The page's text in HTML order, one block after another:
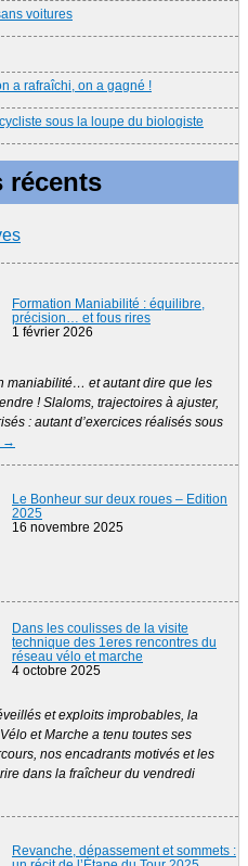
voitures
a rafraîchi, on a gagné !
sous la loupe du biologiste
récents
Formation Maniabilité : équilibre,
précision… et fous rires
1 février 2026
maniabilité… et autant dire que les
! Slaloms, trajectoires à ajuster,
: autant d’exercices réalisés sous
→
Le Bonheur sur deux roues – Edition
2025
16 novembre 2025
Dans les coulisses de la visite
technique des 1eres rencontres du
réseau vélo et marche
4 octobre 2025
et exploits improbables, la
et Marche a tenu toutes ses
nos encadrants motivés et les
dans la fraîcheur du vendredi
Revanche, dépassement et sommets :